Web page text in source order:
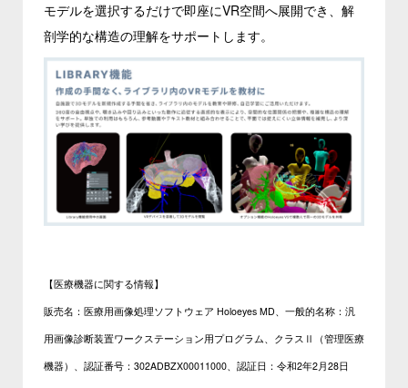
モデルを選択するだけで即座にVR空間へ展開でき、解
剖学的な構造の理解をサポートします。
【医療機器に関する情報】
販売名：医療用画像処理ソフトウェア Holoeyes MD、一般的名称：汎
用画像診断装置ワークステーション用プログラム、クラスⅡ（管理医療
機器）、認証番号：302ADBZX00011000、認証日：令和2年2月28日